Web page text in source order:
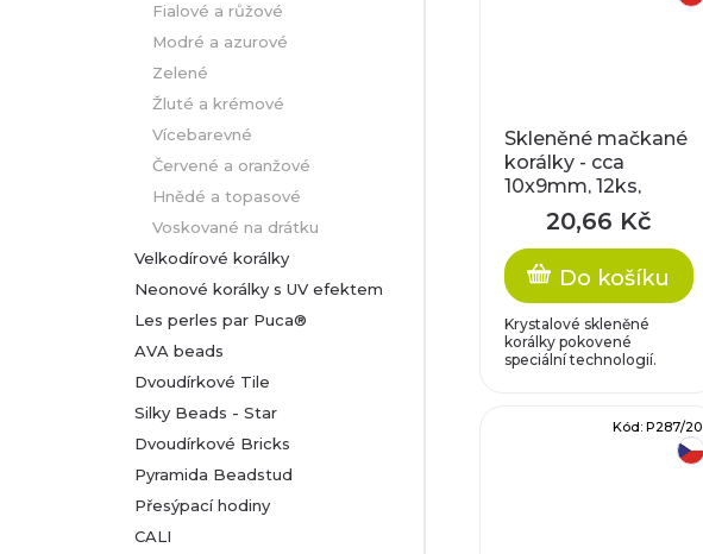
Fialové a růžové
Modré a azurové
Zelené
Žluté a krémové
Vícebarevné
Červené a oranžové
Hnědé a topasové
Voskované na drátku
Velkodírové korálky
Neonové korálky s UV efektem
Les perles par Puca®
AVA beads
Dvoudírkové Tile
Silky Beads - Star
Dvoudírkové Bricks
Pyramida Beadstud
Přesýpací hodiny
CALI
Skleněné mačkané
korálky - cca
10x9mm, 12ks,
modré puntíky
20,66 Kč
Do košíku
Krystalové skleněné
korálky pokovené
speciální technologií.
Kód: P287/20